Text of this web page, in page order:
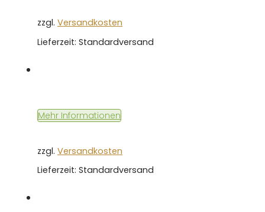
zzgl. Versandkosten
Lieferzeit: Standardversand
Mehr Informationen
zzgl. Versandkosten
Lieferzeit: Standardversand